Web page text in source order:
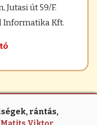
Jutasi út 59/F.
Informatika Kft.
rántás,